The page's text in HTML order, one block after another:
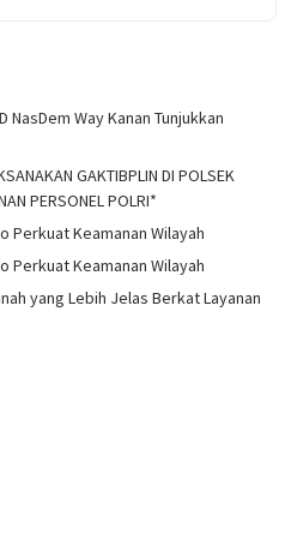
Way Kanan Tunjukkan
GAKTIBPLIN DI POLSEK
PERSONEL POLRI*
Perkuat Keamanan Wilayah
Perkuat Keamanan Wilayah
yang Lebih Jelas Berkat Layanan